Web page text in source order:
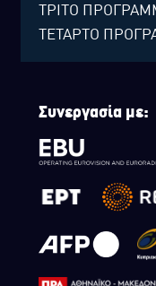
ΤΡΙΤΟ
ΤΕΤΑΡΤΟ
Συνεργασία με: